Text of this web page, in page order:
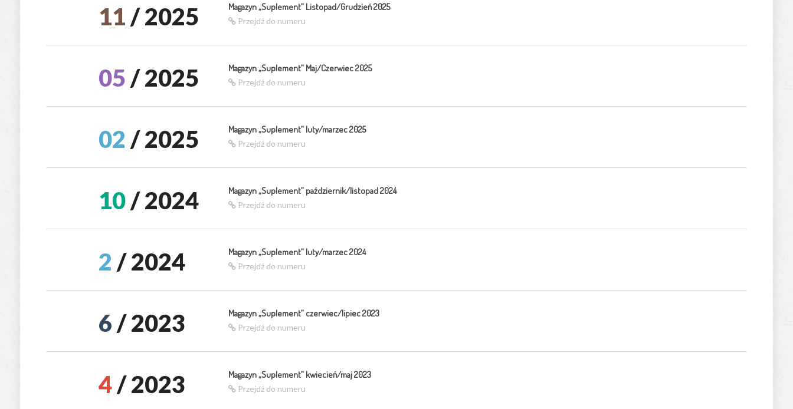
11/ 2025 Magazyn „Suplement” Listopad/Grudzień 2025
Przejdź do numeru
05/ 2025 Magazyn „Suplement” Maj/Czerwiec 2025
Przejdź do numeru
02 / 2025 Magazyn „Suplement” luty/marzec 2025
Przejdź do numeru
10/ 2024 Magazyn „Suplement” październik/listopad 2024
Przejdź do numeru
2 / 2024 Magazyn „Suplement” luty/marzec 2024
Przejdź do numeru
6/ 2023 Magazyn „Suplement” czerwiec/lipiec 2023
Przejdź do numeru
4/ 2023 Magazyn „Suplement” kwiecień/maj 2023
Przejdź do numeru